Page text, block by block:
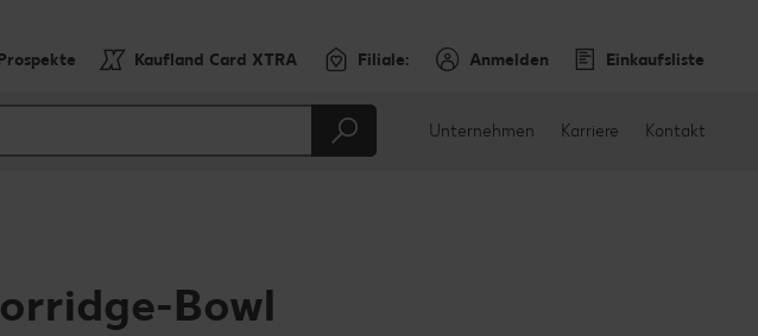
Kaufland Card XTRA Filiale: Anmelden Einkaufsliste
Unternehmen Karriere Kontakt
Bowl